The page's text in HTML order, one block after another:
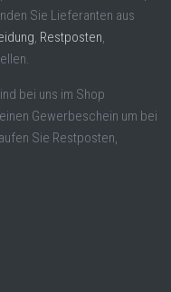
Sie Lieferanten aus
, Restposten,
bei uns im Shop
Gewerbeschein um bei
Sie Restposten,